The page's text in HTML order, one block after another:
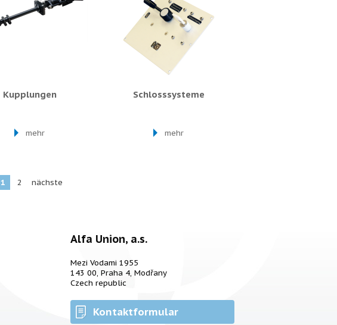
Kupplungen
mehr
Schlosssysteme
mehr
1 2 nächste
Alfa Union, a.s.
Mezi Vodami 1955
143 00, Praha 4, Modřany
Czech republic
Kontaktformular